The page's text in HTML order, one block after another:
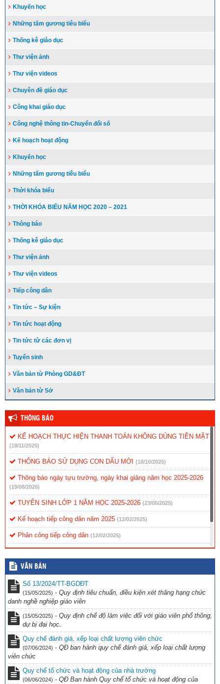
Khuyến học
Những tấm gương tiêu biểu
Thống kê giáo dục
Thư viện ảnh
Thư viện videos
Chuyên đề giáo dục
Công khai giáo dục
Công nghệ thông tin-Chuyển đổi số
Kế hoạch hoạt động
Khuyến học
Những tấm gương tiêu biểu
Thời khóa biểu
THỜI KHÓA BIỂU NĂM HỌC 2020 – 2021
Thông báo
Thống kê giáo dục
Thư viện ảnh
Thư viện videos
Tiếp công dân
Tin tức – Sự kiện
Tin tức hoạt động
Tin tức từ các đơn vị
Tuyển sinh
Văn bản từ Phòng GD&ĐT
Văn bản từ Sở
THÔNG BÁO
KẾ HOẠCH THỰC HIỆN THANH TOÁN KHÔNG DÙNG TIỀN MẶT
(18/11/2025)
THÔNG BÁO SỬ DỤNG CON DẤU MỚI (18/10/2025)
Thông báo ngày tựu trường, ngày khai giảng năm học 2025-2026
(19/08/2025)
TUYỂN SINH LỚP 1 NĂM HỌC 2025-2026 (23/05/2025)
Kế hoạch tiếp công dân năm 2025 (12/02/2025)
Phân công tiếp công dân (12/02/2025)
Quy chế tiếp công dân
VĂN BẢN
Số 13/2024/TT-BGDĐT
(15/05/2025) - Quy định tiêu chuẩn, điều kiện xét thăng hạng chức
danh nghề nghiệp giáo viên
(15/05/2025) - Quy định chế độ làm việc đối với giáo viên phổ thông,
dự bị đại học.
Quy chế đánh giá, xếp loại chất lượng viên chức
(07/06/2024) - QĐ ban hành quy chế đánh giá, xếp loại chất lượng
viên chức
Quy chế tổ chức và hoạt động của nhà trường
(06/06/2024) - QĐ Ban hành Quy chế tổ chức và hoạt động của